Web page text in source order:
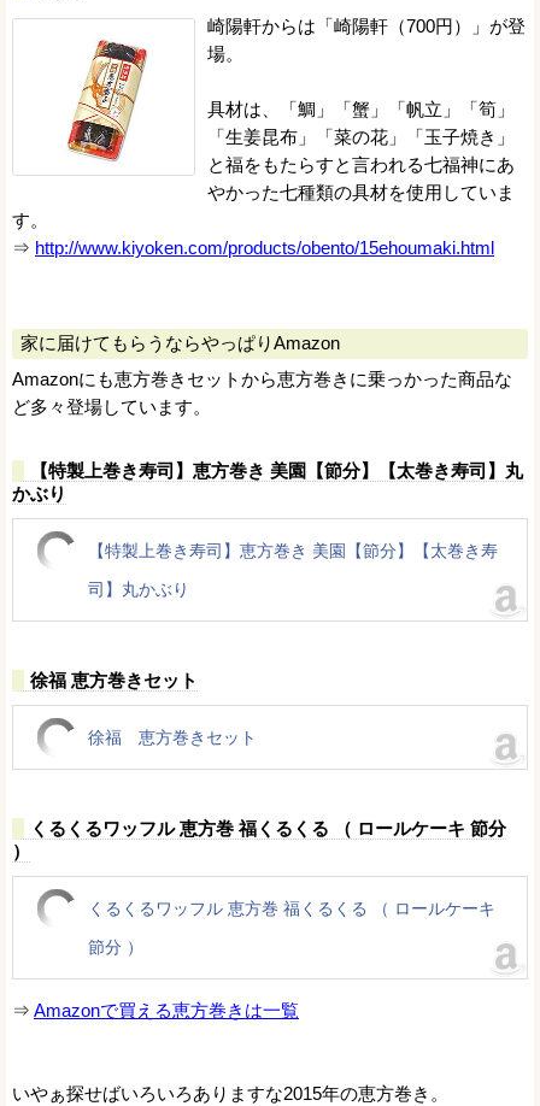
崎陽軒からは「崎陽軒（700円）」が登
場。
具材は、「鯛」「蟹」「帆立」「筍」
「生姜昆布」「菜の花」「玉子焼き」
と福をもたらすと言われる七福神にあ
やかった七種類の具材を使用していま
す。
⇒ http://www.kiyoken.com/products/obento/15ehoumaki.html
家に届けてもらうならやっぱりAmazon
Amazonにも恵方巻きセットから恵方巻きに乗っかった商品な
ど多々登場しています。
【特製上巻き寿司】恵方巻き 美園【節分】【太巻き寿司】丸
かぶり
【特製上巻き寿司】恵方巻き 美園【節分】【太巻き寿
司】丸かぶり
徐福 恵方巻きセット
徐福 恵方巻きセット
くるくるワッフル 恵方巻 福くるくる （ ロールケーキ 節分
）
くるくるワッフル 恵方巻 福くるくる （ ロールケーキ
節分 ）
⇒ Amazonで買える恵方巻きは一覧
いやぁ探せばいろいろありますな2015年の恵方巻き。